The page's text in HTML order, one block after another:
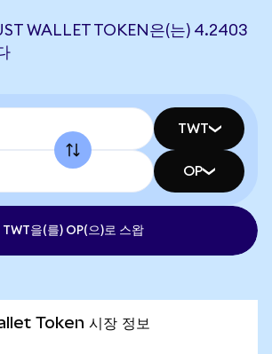
WALLET TOKEN은(는) 4.2403
TWT
OP
TWT을(를) OP(으)로 스왑
Token 시장 정보